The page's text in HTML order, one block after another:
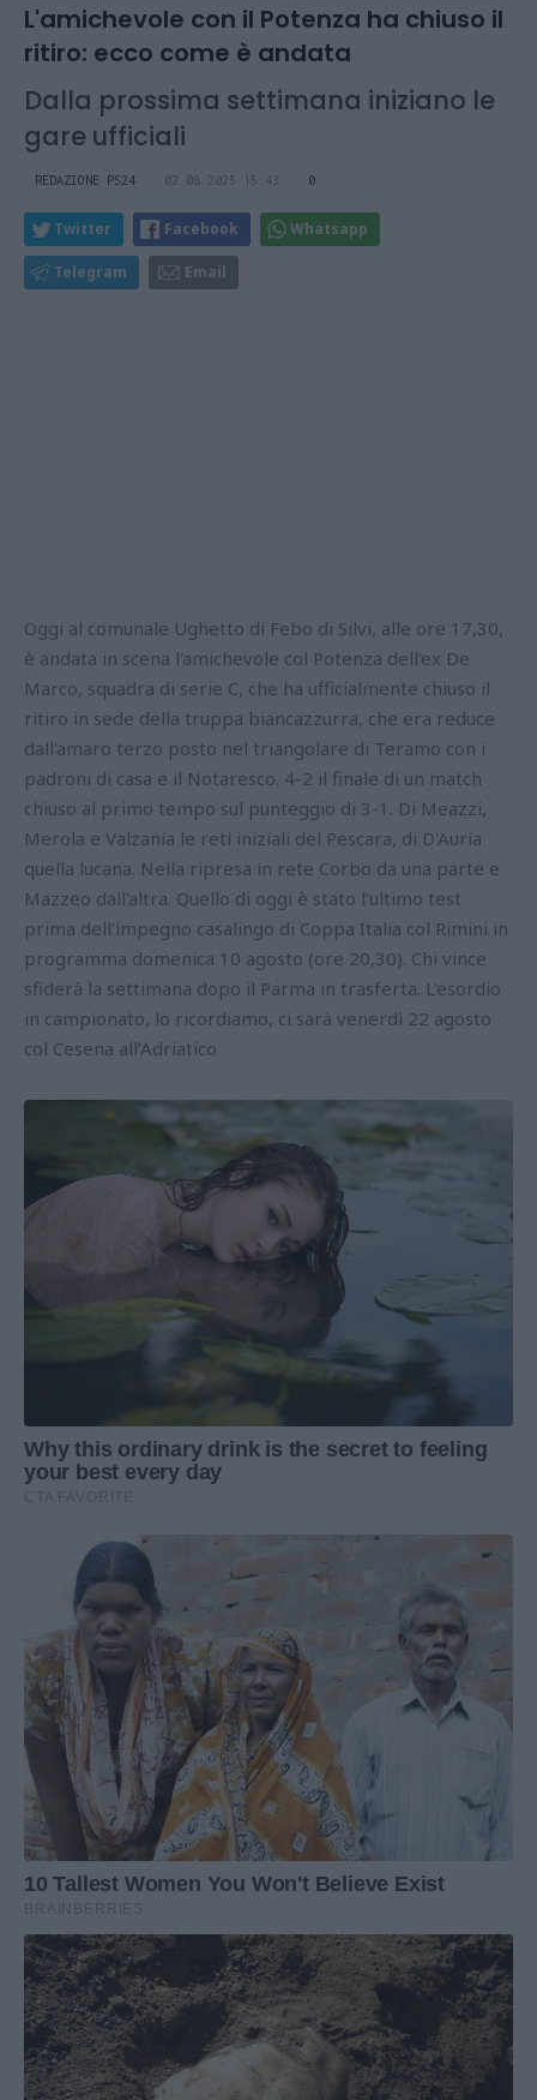
L'amichevole con il Potenza ha chiuso il
ritiro: ecco come è andata
Dalla prossima settimana iniziano le
gare ufficiali
REDAZIONE PS24 02.08.2025 15:43 0
Twitter Facebook Whatsapp
Telegram Email
Oggi al comunale Ughetto di Febo di Silvi, alle ore 17,30,
è andata in scena l'amichevole col Potenza dell'ex De
Marco, squadra di serie C, che ha ufficialmente chiuso il
ritiro in sede della truppa biancazzurra, che era reduce
dall'amaro terzo posto nel triangolare di Teramo con i
padroni di casa e il Notaresco. 4-2 il finale di un match
chiuso al primo tempo sul punteggio di 3-1. Di Meazzi,
Merola e Valzania le reti iniziali del Pescara, di D'Auria
quella lucana. Nella ripresa in rete Corbo da una parte e
Mazzeo dall'altra. Quello di oggi è stato l’ultimo test
prima dell’impegno casalingo di Coppa Italia col Rimini in
programma domenica 10 agosto (ore 20,30). Chi vince
sfiderà la settimana dopo il Parma in trasferta. L’esordio
in campionato, lo ricordiamo, ci sarà venerdì 22 agosto
col Cesena all’Adriatico